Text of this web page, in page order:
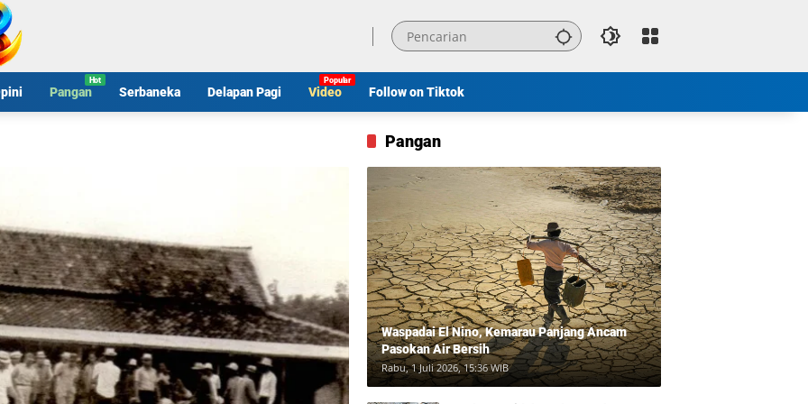
Pangan Serbaneka Delapan Pagi Video Follow on Tiktok
Pangan
Waspadai El Nino, Kemarau Panjang Ancam
Pasokan Air Bersih
Rabu, 1 Juli 2026, 15:36 WIB